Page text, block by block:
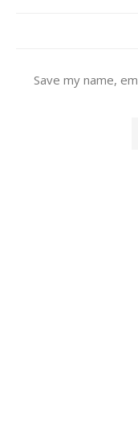
Save my name,